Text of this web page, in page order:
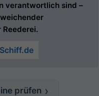
verantwortlich sind –
prüfen